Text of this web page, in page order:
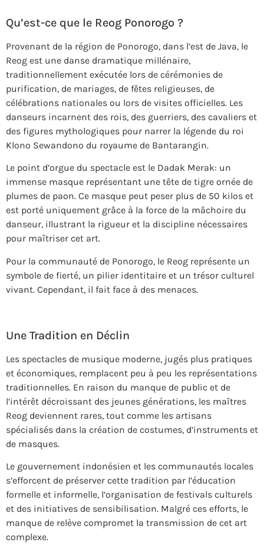
Qu’est-ce que le Reog Ponorogo ?
Provenant de la région de Ponorogo, dans l’est de Java, le
Reog est une danse dramatique millénaire,
traditionnellement exécutée lors de cérémonies de
purification, de mariages, de fêtes religieuses, de
célébrations nationales ou lors de visites officielles. Les
danseurs incarnent des rois, des guerriers, des cavaliers et
des figures mythologiques pour narrer la légende du roi
Klono Sewandono du royaume de Bantarangin.
Le point d’orgue du spectacle est le Dadak Merak: un
immense masque représentant une tête de tigre ornée de
plumes de paon. Ce masque peut peser plus de 50 kilos et
est porté uniquement grâce à la force de la mâchoire du
danseur, illustrant la rigueur et la discipline nécessaires
pour maîtriser cet art.
Pour la communauté de Ponorogo, le Reog représente un
symbole de fierté, un pilier identitaire et un trésor culturel
vivant. Cependant, il fait face à des menaces.
Une Tradition en Déclin
Les spectacles de musique moderne, jugés plus pratiques
et économiques, remplacent peu à peu les représentations
traditionnelles. En raison du manque de public et de
l’intérêt décroissant des jeunes générations, les maîtres
Reog deviennent rares, tout comme les artisans
spécialisés dans la création de costumes, d’instruments et
de masques.
Le gouvernement indonésien et les communautés locales
s’efforcent de préserver cette tradition par l’éducation
formelle et informelle, l’organisation de festivals culturels
et des initiatives de sensibilisation. Malgré ces efforts, le
manque de relève compromet la transmission de cet art
complexe.